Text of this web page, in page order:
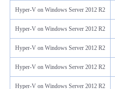
Hyper-V on Windows Server 2012 R2
Hyper-V on Windows Server 2012 R2
Hyper-V on Windows Server 2012 R2
Hyper-V on Windows Server 2012 R2
Hyper-V on Windows Server 2012 R2